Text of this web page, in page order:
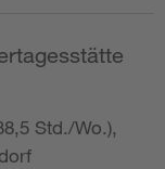
Std./Wo.),